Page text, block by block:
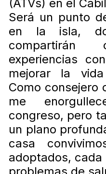
(ATVs) en el
Será un punto
en la isla,
compartirán
experiencias
mejorar la
Como consejero
me
congreso, pero
un plano
casa
adoptados,